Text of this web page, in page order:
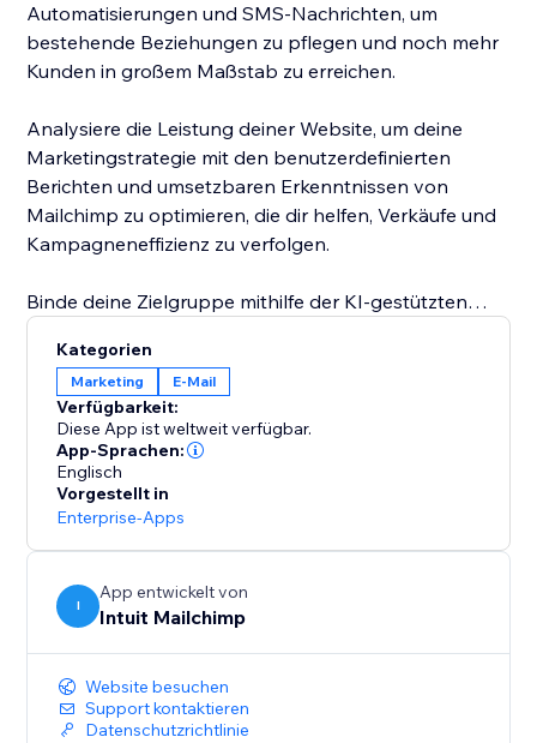
Automatisierungen und SMS-Nachrichten, um
bestehende Beziehungen zu pflegen und noch mehr
Kunden in großem Maßstab zu erreichen.
Analysiere die Leistung deiner Website, um deine
Marketingstrategie mit den benutzerdefinierten
Berichten und umsetzbaren Erkenntnissen von
Mailchimp zu optimieren, die dir helfen, Verkäufe und
Kampagneneffizienz zu verfolgen.
Binde deine Zielgruppe mithilfe der KI-gestützten
stärker ein, indem du relevante Nachrichten nutzt.
Erhalte personalisierte Vorschläge von Intuit Assist,
um Text, Bild und Layout in zukünftigen E-Mails zu
verbessern.
Verbinde noch heute deine Website mit Mailchimp
und erhalte Zugang zu den fortschrittlichen Tools, die
du für die Verwaltung und das Wachstum deines
Unternehmens brauchst.
Kategorien
Marketing E-Mail
Verfügbarkeit:
Diese App ist weltweit verfügbar.
App-Sprachen:
Englisch
Vorgestellt in
Enterprise-Apps
I
App entwickelt von
Intuit Mailchimp
Website besuchen
Support kontaktieren
Datenschutzrichtlinie